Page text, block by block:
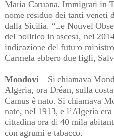
Maria Caruana. Immigrati in
nome residuo dei tanti veneti
dalla Sicilia. “Le Nouvel
del politico in ascesa, nel
indicazione del futuro
Carmela ebbero due figli,
Mondovì – Si chiamava
Algeria, ora Dréan, sulla
Camus è nato. Si chiamava
nato, nel 1913, e l’Algeria
cittadina ora di 40 mila
con agrumi e tabacco.